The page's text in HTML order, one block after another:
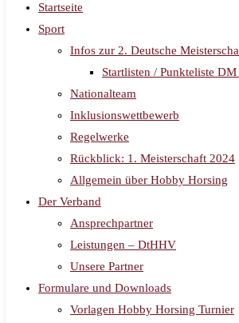
Startseite
Sport
Infos zur 2. Deutsche
Startlisten / Punkteliste
Nationalteam
Inklusionswettbewerb
Regelwerke
Rückblick: 1. Meisterschaft 2024
Allgemein über Hobby Horsing
Der Verband
Ansprechpartner
Leistungen – DtHHV
Unsere Partner
Formulare und Downloads
Vorlagen Hobby Horsing Turnier